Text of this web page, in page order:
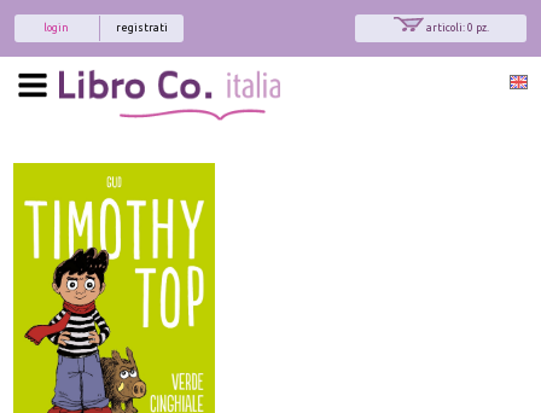
articoli: 0 pz.
registrati
login